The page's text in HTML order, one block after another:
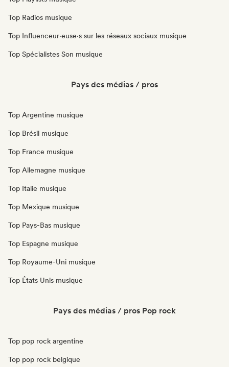
Top Radios musique
Top Influenceur·euse·s sur les réseaux sociaux musique
Top Spécialistes Son musique
Pays des médias / pros
Top Argentine musique
Top Brésil musique
Top France musique
Top Allemagne musique
Top Italie musique
Top Mexique musique
Top Pays-Bas musique
Top Espagne musique
Top Royaume-Uni musique
Top États Unis musique
Pays des médias / pros Pop rock
Top pop rock argentine
Top pop rock belgique